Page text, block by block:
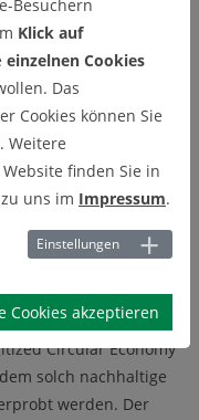
App „Circles
imGoogle PlayStore
bereitsteht. Nach der
Nutzer den
deren Lieferung
an die hinterlegte
vereinbaren die
wiederum über die
sowie die
Muhle zeigt sich am
„Es freut
Circular Economy
solch nachhaltige
werden. Der
Besuchern
Klick auf
einzelnen Cookies
Das
Cookies können Sie
Weitere
finden Sie in
uns im Impressum.
Einstellungen
Cookies akzeptieren